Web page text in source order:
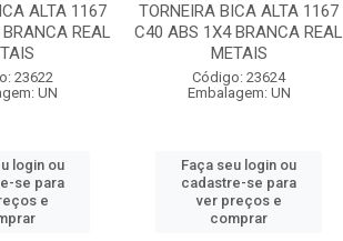
ALTA 1167
REAL
23622
UN
login ou
se para
e
TORNEIRA BICA ALTA 1167
C40 ABS 1X4 BRANCA REAL
METAIS
Código: 23624
Embalagem: UN
Faça seu login ou
cadastre-se para
ver preços e
comprar